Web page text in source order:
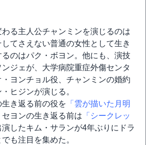
る主人公チャンミンを演じるのは
てさえない普通の女性として生き
のはパク・ボヨン。他にも、演技
ジェが、大学病院重症外傷センタ
ヨンチョル役、チャンミンの婚約
ヒジンが演じる。
き返る前の役を 「雲が描いた月明
ヨンの生き返る前は 「シークレッ
演したキム・サランが4年ぶりにドラ
も注目を集めた。